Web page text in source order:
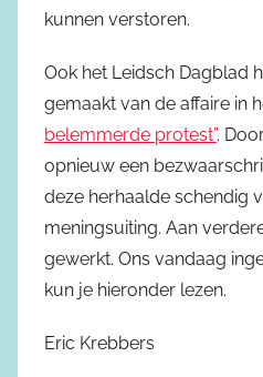
kunnen verstoren.
Ook het Leidsch Dagblad
gemaakt van de affaire in
belemmerde protest”.
opnieuw een
deze herhaalde schendig
meningsuiting. Aan
gewerkt. Ons vandaag
kun je hieronder lezen.
Eric Krebbers